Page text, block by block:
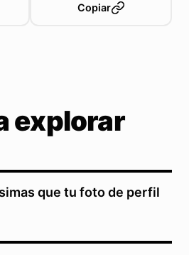
Copiar
explorar
que tu foto de perfil